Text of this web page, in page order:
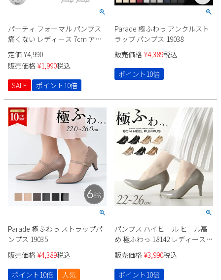
パーティ フォーマル パンプス
痛くない レディース 7cm アー
モンドトゥ 極ふわっ ドレス ハ
イヒール ラメヒール キラキラ
Parade 24014
定価 ¥4,990
販売価格 ¥1,990税込
SALE
ポイント10倍
Parade 極ふわっ アンクルスト
ラップ パンプス 19038
販売価格 ¥4,389税込
ポイント10倍
Parade 極ふわっ ストラップパ
ンプス 19035
販売価格 ¥4,389税込
ポイント10倍
人気
パンプス ハイヒール ヒール高
め 極ふわっ 18142 レディース
ブラック シルバー グレー ベー
ジュ エナメル スエード クロコ
型押し
販売価格 ¥3,990税込
ポイント10倍